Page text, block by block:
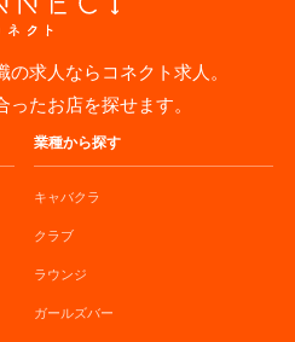
求人ならコネクト求人。
たお店を探せます。
業種から探す
キャバクラ
クラブ
ラウンジ
ガールズバー